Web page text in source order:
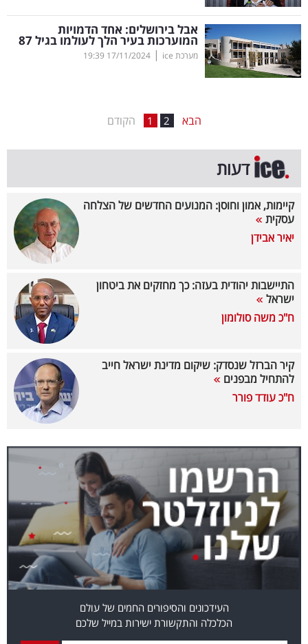
תרבות
ופנאי
תיירות
המילון
הכלכלי
פודקאסט
40
ניוזלטרים
מייל
אדום
אבל בירושלים: אחד הדמויות
המוערכות בעיר הלך לעולמו בגיל 87
מערכת ice |
17/11/2024
19:39
הקודם 1 2 הבא
דעות
קיימות, אמון וחוסן: המנועים החדשים של הצלחה
עסקית
יאיר אבידן
התיישבות יהודית בעזה: כך מחזקים את ביטחון
ישראל
ח"כ משה סולומון
קיר הברזל שנסדק: שיקום מדינת ישראל חייב
להתחיל מבפנים
ח"כ עודד פורר
העידכונים והסיפורים החמים של עולם
הכלכלה והתקשורת ישירות במייל שלכם